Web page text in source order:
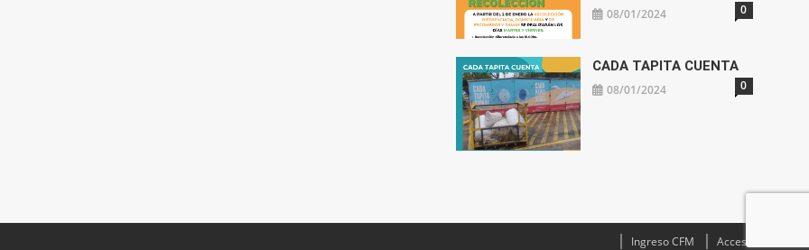
08/01/2024 0
CADA TAPITA CUENTA
08/01/2024 0
Ingreso CFM Acceso